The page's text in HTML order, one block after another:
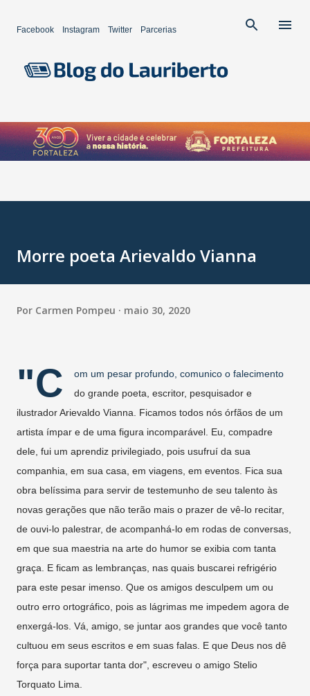
Facebook Instagram Twitter Parcerias
Morre poeta Arievaldo Vianna
Por Carmen Pompeu maio 30, 2020
"C
om um pesar profundo, comunico o falecimento
do grande poeta, escritor, pesquisador e
ilustrador Arievaldo Vianna. Ficamos todos nós órfãos de um
artista ímpar e de uma figura incomparável. Eu, compadre
dele, fui um aprendiz privilegiado, pois usufruí da sua
companhia, em sua casa, em viagens, em eventos. Fica sua
obra belíssima para servir de testemunho de seu talento às
novas gerações que não terão mais o prazer de vê-lo recitar,
de ouvi-lo palestrar, de acompanhá-lo em rodas de conversas,
em que sua maestria na arte do humor se exibia com tanta
graça. E ficam as lembranças, nas quais buscarei refrigério
para este pesar imenso. Que os amigos desculpem um ou
outro erro ortográfico, pois as lágrimas me impedem agora de
enxergá-los. Vá, amigo, se juntar aos grandes que você tanto
cultuou em seus escritos e em suas falas. E que Deus nos dê
força para suportar tanta dor", escreveu o amigo Stelio
Torquato Lima.